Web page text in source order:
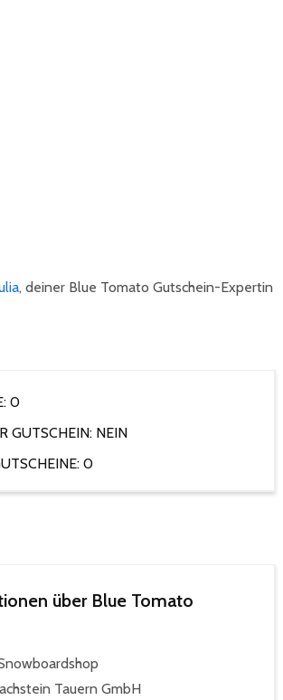
, deiner Blue Tomato Gutschein-Expertin
0
GUTSCHEIN: NEIN
0
über Blue Tomato
Tauern GmbH